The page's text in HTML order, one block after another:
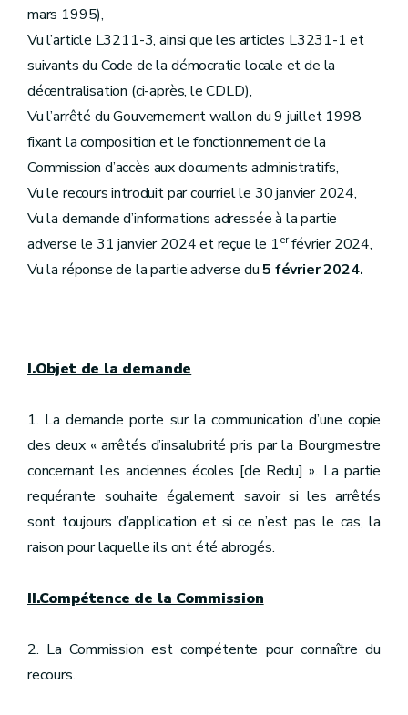
mars 1995),
Vu l’article L3211-3, ainsi que les articles L3231-1 et
suivants du Code de la démocratie locale et de la
décentralisation (ci-après, le CDLD),
Vu l’arrêté du Gouvernement wallon du 9 juillet 1998
fixant la composition et le fonctionnement de la
Commission d’accès aux documents administratifs,
Vu le recours introduit par courriel le 30 janvier 2024,
Vu la demande d’informations adressée à la partie
adverse le 31 janvier 2024 et reçue le 1erfévrier 2024,
Vu la réponse de la partie adverse du5 février 2024.
I.Objet de la demande
1. La demande porte sur la communication d’une copie
des deux « arrêtés d’insalubrité pris par la Bourgmestre
concernant les anciennes écoles [de Redu] ». La partie
requérante souhaite également savoir si les arrêtés
sont toujours d’application et si ce n’est pas le cas, la
raison pour laquelle ils ont été abrogés.
II.Compétence de la Commission
2. La Commission est compétente pour connaître du
recours.